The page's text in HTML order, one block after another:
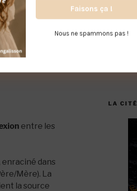
;et cette
divine qui
—
prochain depuis
un jeu de
nous-mêmes
entre les
enraciné dans
Mère). La
la source
Nous ne spammons pas !
LA